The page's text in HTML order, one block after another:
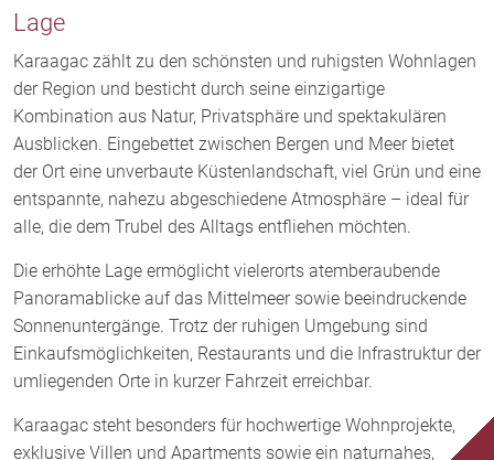
Lage
Karaagac zählt zu den schönsten und ruhigsten Wohnlagen
der Region und besticht durch seine einzigartige
Kombination aus Natur, Privatsphäre und spektakulären
Ausblicken. Eingebettet zwischen Bergen und Meer bietet
der Ort eine unverbaute Küstenlandschaft, viel Grün und eine
entspannte, nahezu abgeschiedene Atmosphäre – ideal für
alle, die dem Trubel des Alltags entfliehen möchten.
Die erhöhte Lage ermöglicht vielerorts atemberaubende
Panoramablicke auf das Mittelmeer sowie beeindruckende
Sonnenuntergänge. Trotz der ruhigen Umgebung sind
Einkaufsmöglichkeiten, Restaurants und die Infrastruktur der
umliegenden Orte in kurzer Fahrzeit erreichbar.
Karaagac steht besonders für hochwertige Wohnprojekte,
exklusive Villen und Apartments sowie ein naturnahes,